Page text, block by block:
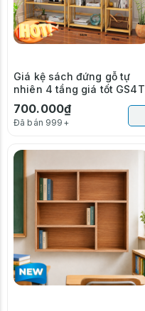
Giá kệ sách đứng gỗ tự
nhiên 4 tầng giá tốt GS4T
700.000₫
Đã bán 999+